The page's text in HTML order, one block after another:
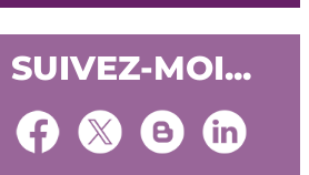
SUIVEZ-MOI...